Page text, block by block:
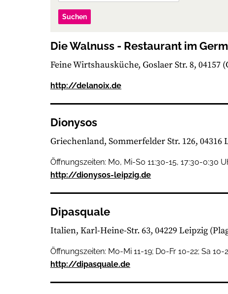
Die Walnuss - Restaurant im
Feine Wirtshausküche Goslaer Str. 8, 04157
http://delanoix.de
Dionysos
Griechenland Sommerfelder Str. 126, 04316
Öffnungszeiten: Mo, Mi-So 11:30-15, 17:30-0:30
http://dionysos-leipzig.de
Dipasquale
Italien Karl-Heine-Str. 63, 04229 Leipzig
Öffnungszeiten: Mo-Mi 11-19; Do-Fr 10-22; Sa 10-
http://dipasquale.de